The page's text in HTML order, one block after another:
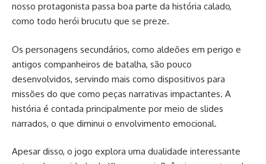
nosso protagonista passa boa parte da história calado,
como todo herói brucutu que se preze.
Os personagens secundários, como aldeões em perigo e
antigos companheiros de batalha, são pouco
desenvolvidos, servindo mais como dispositivos para
missões do que como peças narrativas impactantes. A
história é contada principalmente por meio de slides
narrados, o que diminui o envolvimento emocional.
Apesar disso, o jogo explora uma dualidade interessante